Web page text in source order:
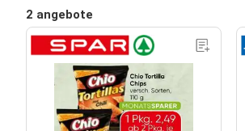
2 angebote